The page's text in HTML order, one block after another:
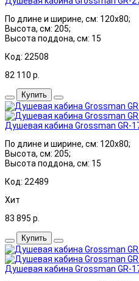
По длине и ширине, см: 120x80;
Высота, см: 205;
Высота поддона, см: 15
Код: 22508
82 110 р.
Купить
Душевая кабина Grossman GR-
По длине и ширине, см: 120x80;
Высота, см: 205;
Высота поддона, см: 15
Код: 22489
Хит
83 895 р.
Купить
Душевая кабина Grossman GR-